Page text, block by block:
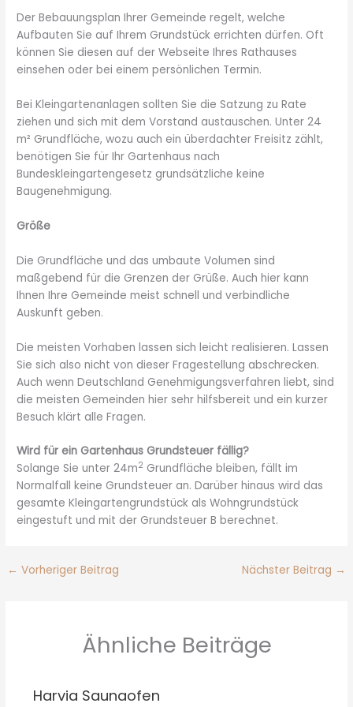
Der Bebauungsplan Ihrer Gemeinde regelt, welche
Aufbauten Sie auf Ihrem Grundstück errichten dürfen. Oft
können Sie diesen auf der Webseite Ihres Rathauses
einsehen oder bei einem persönlichen Termin.
Bei Kleingartenanlagen sollten Sie die Satzung zu Rate
ziehen und sich mit dem Vorstand austauschen. Unter 24
m² Grundfläche, wozu auch ein überdachter Freisitz zählt,
benötigen Sie für Ihr Gartenhaus nach
Bundeskleingartengesetz grundsätzliche keine
Baugenehmigung.
Größe
Die Grundfläche und das umbaute Volumen sind
maßgebend für die Grenzen der Grüße. Auch hier kann
Ihnen Ihre Gemeinde meist schnell und verbindliche
Auskunft geben.
Die meisten Vorhaben lassen sich leicht realisieren. Lassen
Sie sich also nicht von dieser Fragestellung abschrecken.
Auch wenn Deutschland Genehmigungsverfahren liebt, sind
die meisten Gemeinden hier sehr hilfsbereit und ein kurzer
Besuch klärt alle Fragen.
Wird für ein Gartenhaus Grundsteuer fällig?
Solange Sie unter 24m2 Grundfläche bleiben, fällt im
Normalfall keine Grundsteuer an. Darüber hinaus wird das
gesamte Kleingartengrundstück als Wohngrundstück
eingestuft und mit der Grundsteuer B berechnet.
← Vorheriger Beitrag Nächster Beitrag →
Ähnliche Beiträge
Harvia Saunaofen